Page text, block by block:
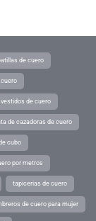
de cuero
vestidos de cuero
de cazadoras de cuero
cubo
por metros
tapicerias de cuero
de cuero para mujer